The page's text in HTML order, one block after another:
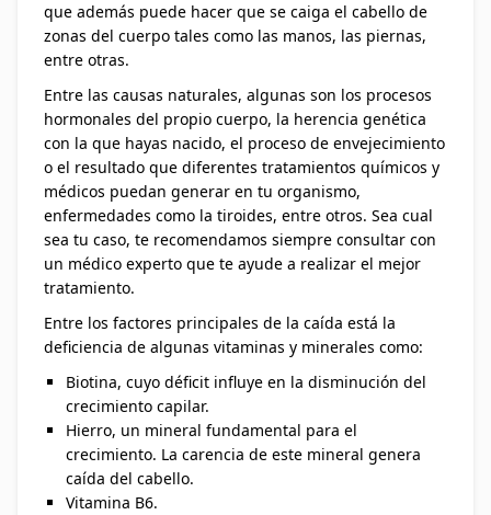
que además puede hacer que se caiga el cabello de
zonas del cuerpo tales como las manos, las piernas,
entre otras.
Entre las causas naturales, algunas son los procesos
hormonales del propio cuerpo, la herencia genética
con la que hayas nacido, el proceso de envejecimiento
o el resultado que diferentes tratamientos químicos y
médicos puedan generar en tu organismo,
enfermedades como la tiroides, entre otros. Sea cual
sea tu caso, te recomendamos siempre consultar con
un médico experto que te ayude a realizar el mejor
tratamiento.
Entre los factores principales de la caída está la
deficiencia de algunas vitaminas y minerales como:
Biotina, cuyo déficit influye en la disminución del
crecimiento capilar.
Hierro, un mineral fundamental para el
crecimiento. La carencia de este mineral genera
caída del cabello.
Vitamina B6.